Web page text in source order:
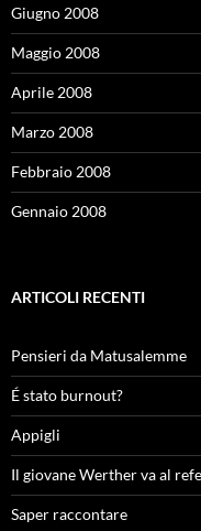
Giugno 2008
Maggio 2008
Aprile 2008
Marzo 2008
Febbraio 2008
Gennaio 2008
ARTICOLI RECENTI
Pensieri da Matusalemme
É stato burnout?
Appigli
Il giovane Werther va al
Saper raccontare